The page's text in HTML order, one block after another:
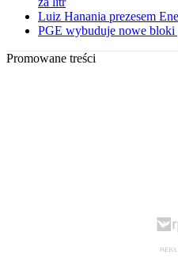
Luiz Hanania prezesem
PGE wybuduje nowe bloki
Promowane treści